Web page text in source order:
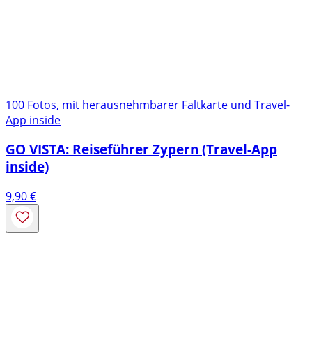
100 Fotos, mit herausnehmbarer Faltkarte und Travel-
App inside
GO VISTA: Reiseführer Zypern (Travel-App
inside)
9,90€